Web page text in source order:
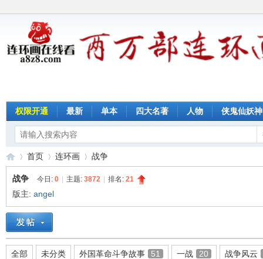
权限开通 最新 单本 四大名著 人物 侠鬼仙妖神
连»
首页
›
连环画
›
战争
战争 今日: 0 主题: 3872 排名: 21
版主: angel
全部 未分类 外国革命斗争故事 51 一战 20
战争风云